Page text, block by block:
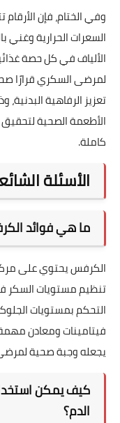
وفي الختام، فإن
السعرات الحرارية
الألياف في كل حصة
لمرضى السكري قرارًا
تعزيز الرفاهية
الأطعمة الصحية
كاملة.
الأسئلة
ما هي فوائد
الكرفس يحتوي على
تنظيم مستويات السكر
التحكم بمستويات
يجعله وجبة صحية
كيف يمكن
الدم؟